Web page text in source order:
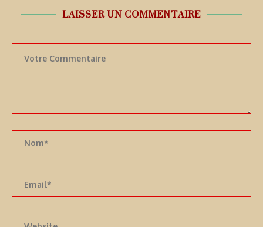
LAISSER UN COMMENTAIRE